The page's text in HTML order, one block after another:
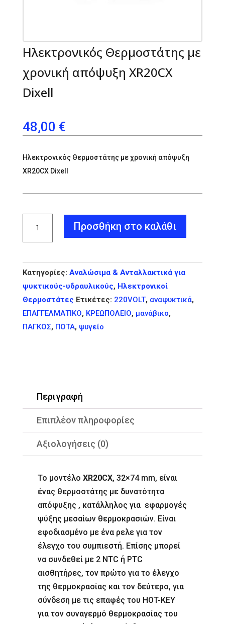
Ηλεκτρονικός Θερμοστάτης με
χρονική απόψυξη XR20CX
Dixell
48,00 €
Ηλεκτρονικός Θερμοστάτης με χρονική απόψυξη
XR20CX Dixell
Ηλεκτρονικός
χρονική
απόψυξη
XR20CX
Dixell
ποσότητα
Προσθήκη στο καλάθι
Κατηγορίες: Αναλώσιμα & Ανταλλακτικά για
ψυκτικούς-υδραυλικούς, Ηλεκτρονικοί
Θερμοστάτες Ετικέτες: 220VOLT, αναψυκτικά,
ΕΠΑΓΓΕΛΜΑΤΙΚΟ, ΚΡΕΩΠΟΛΕΙΟ, μανάβικο,
ΠΑΓΚΟΣ, ΠΟΤΑ, ψυγείο
Περιγραφή
Επιπλέον πληροφορίες
Αξιολογήσεις (0)
Το μοντέλο XR20CΧ, 32×74 mm, είναι
ένας θερμοστάτης με δυνατότητα
απόψυξης , κατάλληλος για εφαρμογές
ψύξης μεσαίων θερμοκρασιών. Είναι
εφοδιασμένο με ένα ρελε για τον
έλεγχο του συμπιεστή. Επίσης μπορεί
να συνδεθεί με 2 NTC ή PTC
αισθητήρες, τον πρώτο για το έλεγχο
της θερμοκρασίας και τον δεύτερο, για
σύνδεση με τις επαφές του HOT-KEY
για τον συναγερμό θερμοκρασίας του